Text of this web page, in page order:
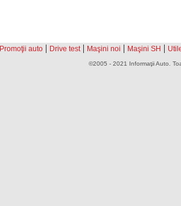
Promoţii auto | Drive test | Maşini noi | Maşini SH |
©2005 - 2021 Informaţii Auto.